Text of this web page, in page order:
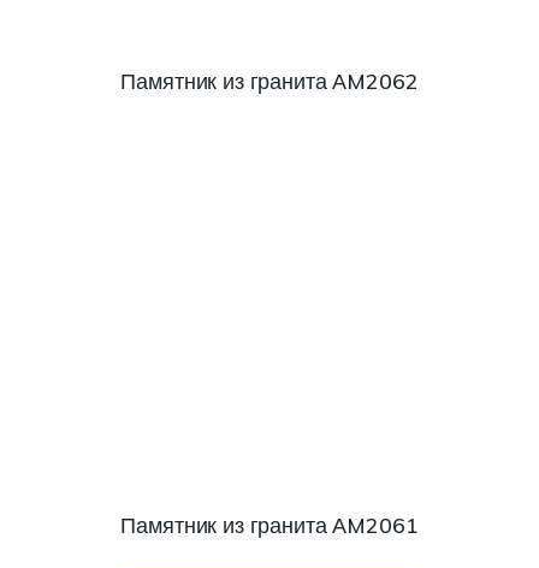
Памятник из гранита АM2062
Памятник из гранита АM2061